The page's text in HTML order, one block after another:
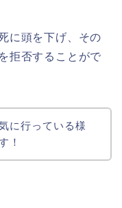
に頭を下げ、その
拒否することがで
に行っている様
！